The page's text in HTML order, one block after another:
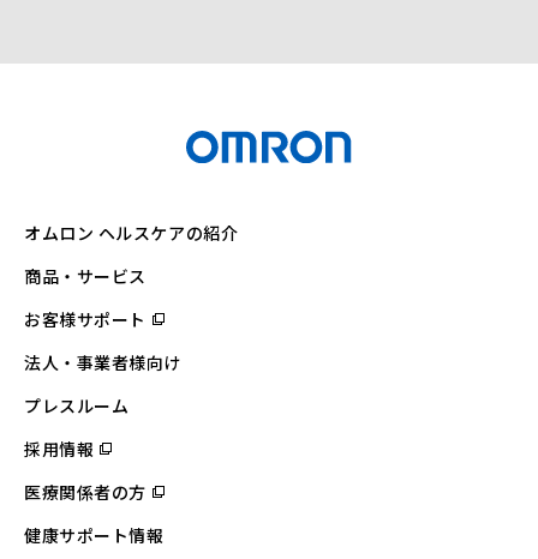
オムロン ヘルスケアの紹介
商品・サービス
お客様サポート （別
ィ
ン
法人・事業者様向け
プレスルーム
採用情報 （別
ィ
ン
ウ
医療関係者の方 （別
ィ
ン
健康サポート情報